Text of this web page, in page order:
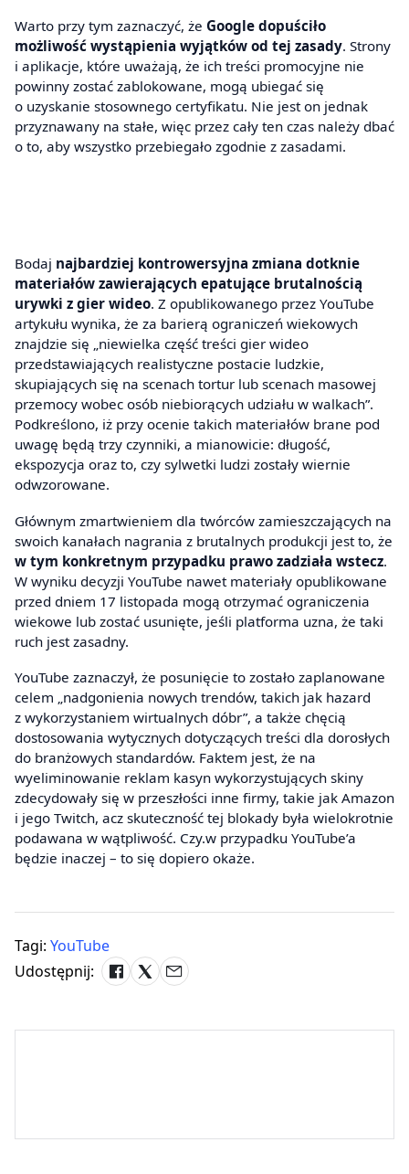
Warto przy tym zaznaczyć, że Google dopuściło
możliwość wystąpienia wyjątków od tej zasady. Strony
i aplikacje, które uważają, że ich treści promocyjne nie
powinny zostać zablokowane, mogą ubiegać się
o uzyskanie stosownego certyfikatu. Nie jest on jednak
przyznawany na stałe, więc przez cały ten czas należy dbać
o to, aby wszystko przebiegało zgodnie z zasadami.
Bodaj najbardziej kontrowersyjna zmiana dotknie
materiałów zawierających epatujące brutalnością
urywki z gier wideo. Z opublikowanego przez YouTube
artykułu wynika, że za barierą ograniczeń wiekowych
znajdzie się „niewielka część treści gier wideo
przedstawiających realistyczne postacie ludzkie,
skupiających się na scenach tortur lub scenach masowej
przemocy wobec osób niebiorących udziału w walkach”.
Podkreślono, iż przy ocenie takich materiałów brane pod
uwagę będą trzy czynniki, a mianowicie: długość,
ekspozycja oraz to, czy sylwetki ludzi zostały wiernie
odwzorowane.
Głównym zmartwieniem dla twórców zamieszczających na
swoich kanałach nagrania z brutalnych produkcji jest to, że
w tym konkretnym przypadku prawo zadziała wstecz.
W wyniku decyzji YouTube nawet materiały opublikowane
przed dniem 17 listopada mogą otrzymać ograniczenia
wiekowe lub zostać usunięte, jeśli platforma uzna, że taki
ruch jest zasadny.
YouTube zaznaczył, że posunięcie to zostało zaplanowane
celem „nadgonienia nowych trendów, takich jak hazard
z wykorzystaniem wirtualnych dóbr”, a także chęcią
dostosowania wytycznych dotyczących treści dla dorosłych
do branżowych standardów. Faktem jest, że na
wyeliminowanie reklam kasyn wykorzystujących skiny
zdecydowały się w przeszłości inne firmy, takie jak Amazon
i jego Twitch, acz skuteczność tej blokady była wielokrotnie
podawana w wątpliwość. Czy.w przypadku YouTube’a
będzie inaczej – to się dopiero okaże.
Tagi: YouTube
Udostępnij: